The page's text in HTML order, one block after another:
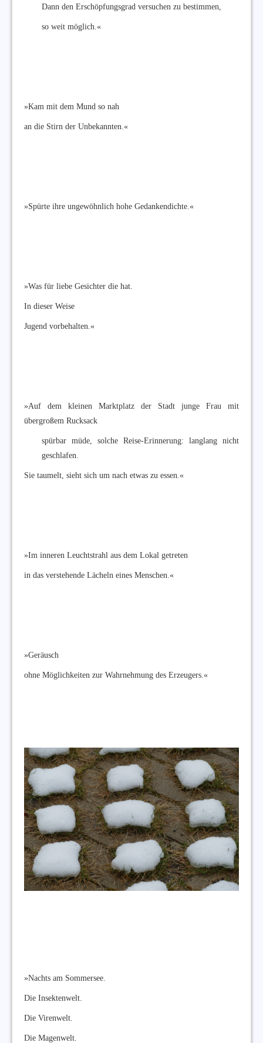
Dann den Erschöpfungsgrad versuchen zu bestimmen,
so weit möglich.«
»Kam mit dem Mund so nah
an die Stirn der Unbekannten.«
»Spürte ihre ungewöhnlich hohe Gedankendichte.«
»Was für liebe Gesichter die hat.
In dieser Weise
Jugend vorbehalten.«
»Auf dem kleinen Marktplatz der Stadt junge Frau mit
übergroßem Rucksack
spürbar müde, solche Reise-Erinnerung: langlang nicht
geschlafen.
Sie taumelt, sieht sich um nach etwas zu essen.«
»Im inneren Leuchtstrahl aus dem Lokal getreten
in das verstehende Lächeln eines Menschen.«
»Geräusch
ohne Möglichkeiten zur Wahrnehmung des Erzeugers.«
»Nachts am Sommersee.
Die Insektenwelt.
Die Virenwelt.
Die Magenwelt.